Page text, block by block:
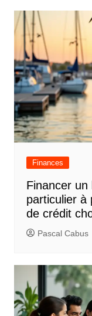
Finances
Financer un
particulier à
de crédit
Pascal Cabus